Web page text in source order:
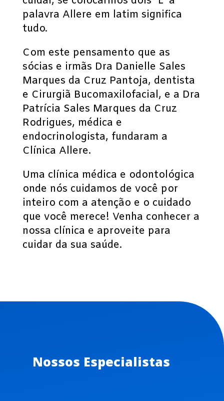
palavra Allere em latim significa
tudo.
Com este pensamento que as
sócias e irmãs Dra Danielle Sales
Marques da Cruz Pantoja, dentista
e Cirurgiã Bucomaxilofacial, e a Dra
Patrícia Sales Marques da Cruz
Rodrigues, médica e
endocrinologista, fundaram a
Clínica Allere.
Uma clínica médica e odontológica
onde nós cuidamos de você por
inteiro com a atenção e o cuidado
que você merece! Venha conhecer a
nossa clínica e aproveite para
cuidar da sua saúde.
Nossos Especialistas